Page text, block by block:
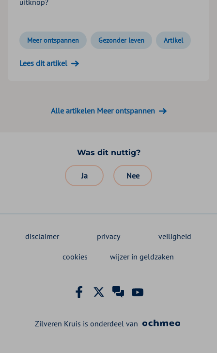
uitknop?
Meer ontspannen Gezonder leven Artikel
Lees dit artikel
Alle artikelen Meer ontspannen
Was dit nuttig?
Ja Nee
disclaimer privacy veiligheid
cookies wijzer in geldzaken
Facebook Zilveren Kruis
X Zilveren Kruis
Zilveren Kruis
YouTube
Zilveren Kruis is onderdeel van